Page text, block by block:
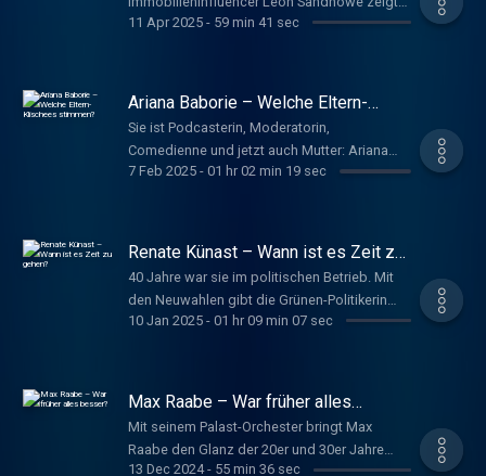
auf Instagram und Tiktok Luxus-Appartments
Bädern gilt man als reich? Und warum haben
spricht er bei einer unluxuriösen Fahrt mit der
11 Apr 2025- 59 min 41 sec
Ariana Baborie – Welche Eltern-
Klischees stimmen?
Sie ist Podcasterin, Moderatorin,
Comedienne und jetzt auch Mutter: Ariana
Baborie über ihre neue Rolle, die absurdesten
7 Feb 2025- 01 hr 02 min 19 sec
Renate Künast – Wann ist es Zeit zu
gehen?
40 Jahre war sie im politischen Betrieb. Mit
den Neuwahlen gibt die Grünen-Politikerin
nun ihr Mandat ab. Renate Künast über ihren
10 Jan 2025- 01 hr 09 min 07 sec
Max Raabe – War früher alles
besser?
Mit seinem Palast-Orchester bringt Max
Raabe den Glanz der 20er und 30er Jahre
zurück auf die Bühne. In der Ringbahn spricht
13 Dec 2024- 55 min 36 sec